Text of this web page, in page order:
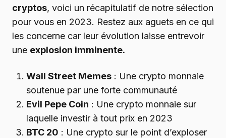
cryptos, voici un récapitulatif de notre sélection
pour vous en 2023. Restez aux aguets en ce qui
les concerne car leur évolution laisse entrevoir
une explosion imminente.
Wall Street Memes : Une crypto monnaie
soutenue par une forte communauté
Evil Pepe Coin : Une crypto monnaie sur
laquelle investir à tout prix en 2023
BTC 20 : Une crypto sur le point d’exploser